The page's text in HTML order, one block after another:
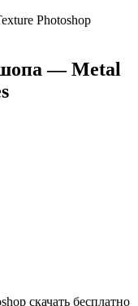
Photoshop
— Metal